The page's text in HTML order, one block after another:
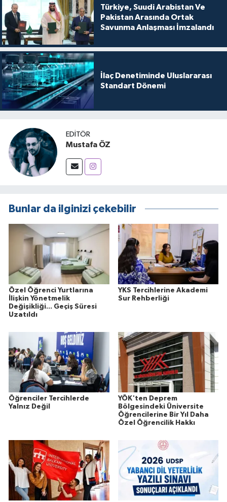
Türkiye, Suudi Arabistan Ve
Pakistan Arasında Ortak
Savunma Anlaşması İmzalandı
İlaç Denetiminde Uluslararası
Standart Dönemi
EDITÖR
Mustafa ÖZ
Bunlar da ilginizi çekebilir
Özel Öğrenci Yurtlarına
İlişkin Yönetmelik
Değişikliği... Geçiş Süresi
Uzatıldı
YKS Tercihlerine Akademi
Sur Rehberliği
Öğrenciler Tercihlerde
Yalnız Değil
YÖK'ten Deprem
Bölgesindeki Üniversite
Öğrencilerine Bir Yıl Daha
Özel Öğrencilik Hakkı